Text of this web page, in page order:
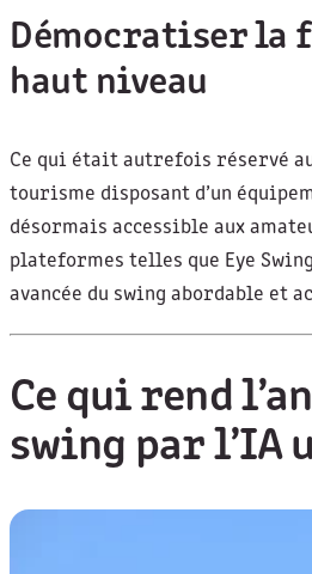
Démocratiser la
haut niveau
Ce qui était autrefois réservé
tourisme disposant d’un
désormais accessible aux
plateformes telles que Eye
avancée du swing abordable et
Ce qui rend
swing par l’IA